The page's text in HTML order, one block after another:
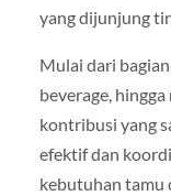
yang dijunjung
Mulai dari
beverage,
kontribusi yang
efektif dan
kebutuhan tamu